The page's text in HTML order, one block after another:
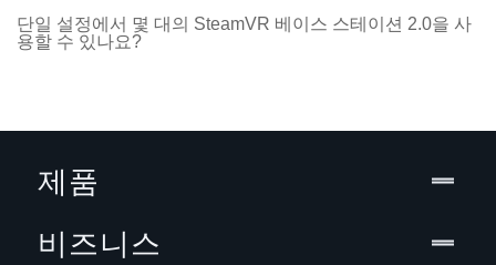
단일 설정에서 몇 대의 SteamVR 베이스 스테이션 2.0을 사
용할 수 있나요?
제품
비즈니스